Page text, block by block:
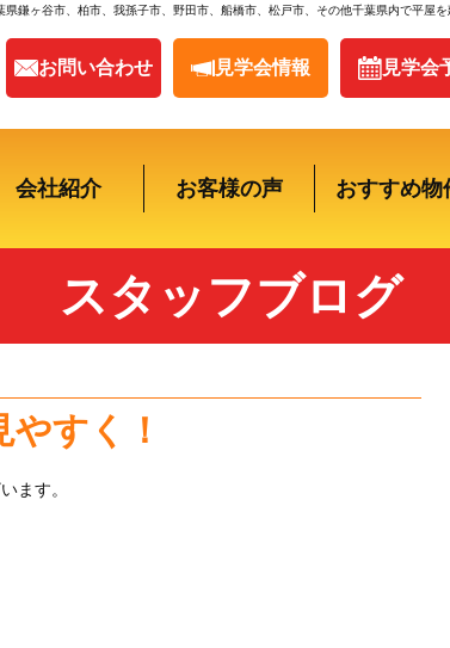
県鎌ヶ谷市、柏市、我孫子市、野田市、船橋市、松戸市、その他千葉県内で平屋
お問い合わせ 見学会情報 見学会
会社紹介 お客様の声 おすすめ物
スタッフブログ
すく！
ます。